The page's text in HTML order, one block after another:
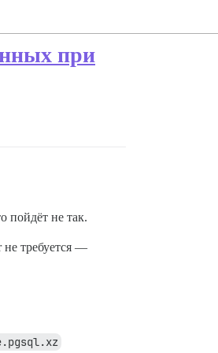
при
пойдёт не так.
не требуется —